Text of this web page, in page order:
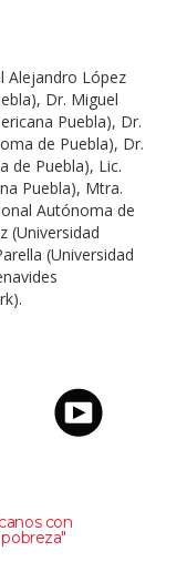
Alejandro López
Dr. Miguel
Puebla), Dr.
de Puebla), Dr.
de Puebla), Lic.
Puebla), Mtra.
Autónoma de
(Universidad
(Universidad
con